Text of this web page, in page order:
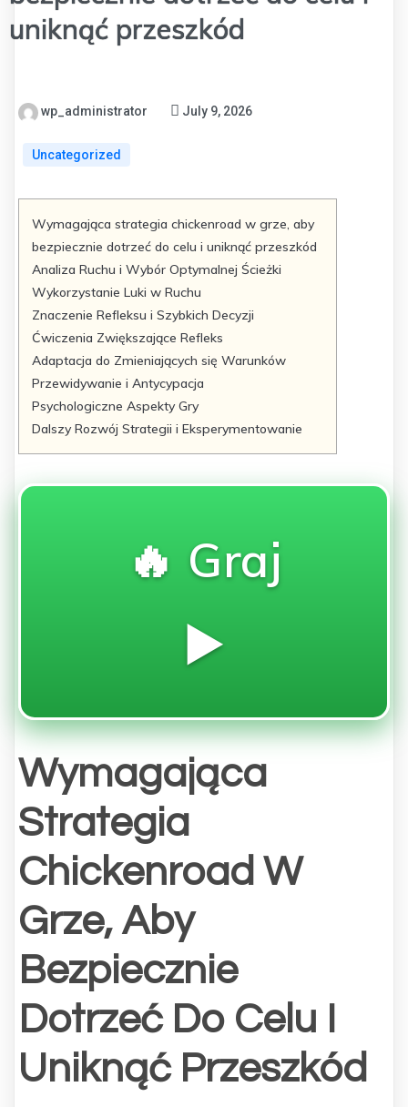
uniknąć przeszkód
wp_administrator July 9, 2026
Uncategorized
Wymagająca strategia chickenroad w grze, aby
bezpiecznie dotrzeć do celu i uniknąć przeszkód
Analiza Ruchu i Wybór Optymalnej Ścieżki
Wykorzystanie Luki w Ruchu
Znaczenie Refleksu i Szybkich Decyzji
Ćwiczenia Zwiększające Refleks
Adaptacja do Zmieniających się Warunków
Przewidywanie i Antycypacja
Psychologiczne Aspekty Gry
Dalszy Rozwój Strategii i Eksperymentowanie
🔥 Graj
▶️
Wymagająca
Strategia
Chickenroad W
Grze, Aby
Bezpiecznie
Dotrzeć Do Celu I
Uniknąć Przeszkód